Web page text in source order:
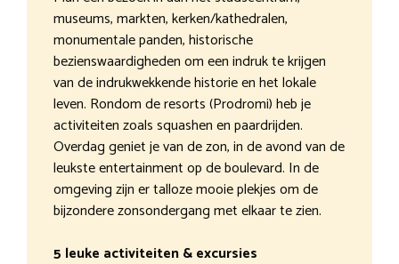
museums, markten, kerken/kathedralen,
monumentale panden, historische
bezienswaardigheden om een indruk te krijgen
van de indrukwekkende historie en het lokale
leven. Rondom de resorts (Prodromi) heb je
activiteiten zoals squashen en paardrijden.
Overdag geniet je van de zon, in de avond van de
leukste entertainment op de boulevard. In de
omgeving zijn er talloze mooie plekjes om de
bijzondere zonsondergang met elkaar te zien.
5 leuke activiteiten & excursies